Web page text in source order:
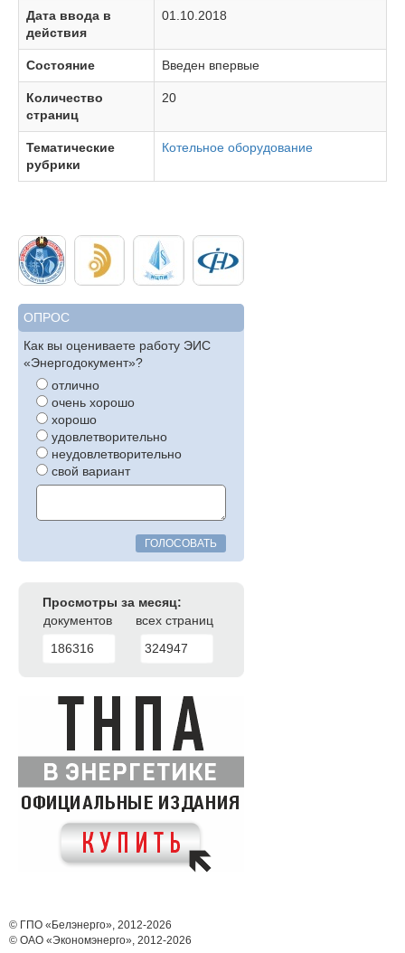
Дата ввода в
действия
01.10.2018
Состояние Введен впервые
Количество
страниц
20
Тематические
рубрики
Котельное оборудование
ОПРОС
Как вы оцениваете работу ЭИС
«Энергодокумент»?
отлично
очень хорошо
хорошо
удовлетворительно
неудовлетворительно
свой вариант
ГОЛОСОВАТЬ
Просмотры за месяц:
документов
всех страниц
186316
324947
© ГПО «Белэнерго», 2012-2026
© ОАО «Экономэнерго», 2012-2026